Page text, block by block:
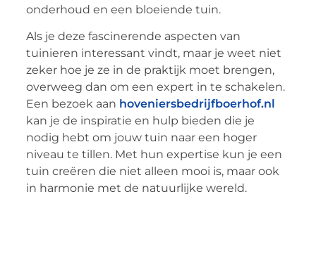
onderhoud en een bloeiende tuin.
Als je deze fascinerende aspecten van
tuinieren interessant vindt, maar je weet niet
zeker hoe je ze in de praktijk moet brengen,
overweeg dan om een expert in te schakelen.
Een bezoek aan hoveniersbedrijfboerhof.nl
kan je de inspiratie en hulp bieden die je
nodig hebt om jouw tuin naar een hoger
niveau te tillen. Met hun expertise kun je een
tuin creëren die niet alleen mooi is, maar ook
in harmonie met de natuurlijke wereld.